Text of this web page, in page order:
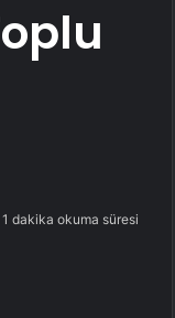
1 dakika okuma süresi